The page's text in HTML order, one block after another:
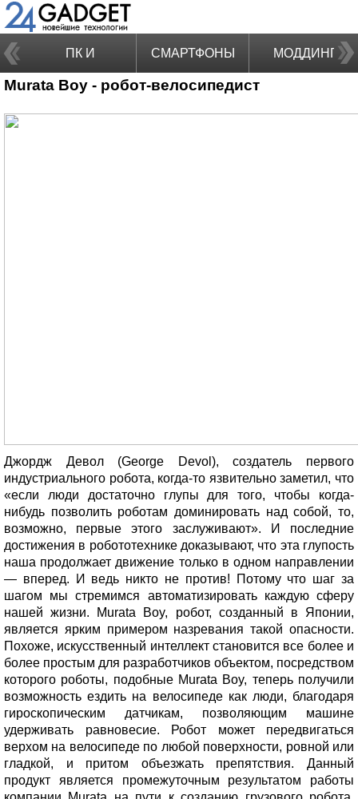
ПК И
НОУТБУКИ
СМАРТФОНЫ МОДДИНГ
Murata Boy - робот-велосипедист
Джордж Девол (George Devol), создатель первого
индустриального робота, когда-то язвительно заметил, что
«если люди достаточно глупы для того, чтобы когда-
нибудь позволить роботам доминировать над собой, то,
возможно, первые этого заслуживают». И последние
достижения в робототехнике доказывают, что эта глупость
наша продолжает движение только в одном направлении
— вперед. И ведь никто не против! Потому что шаг за
шагом мы стремимся автоматизировать каждую сферу
нашей жизни. Murata Boy, робот, созданный в Японии,
является ярким примером назревания такой опасности.
Похоже, искусственный интеллект становится все более и
более простым для разработчиков объектом, посредством
которого роботы, подобные Murata Boy, теперь получили
возможность ездить на велосипеде как люди, благодаря
гироскопическим датчикам, позволяющим машине
удерживать равновесие. Робот может передвигаться
верхом на велосипеде по любой поверхности, ровной или
гладкой, и притом объезжать препятствия. Данный
продукт является промежуточным результатом работы